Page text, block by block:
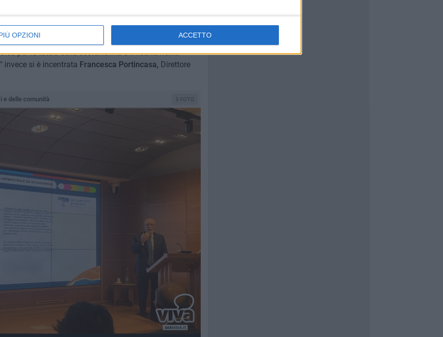
OPZIONI ACCETTO
microbiologico in Adriatico: nuovi approcci a
affidato aElena Manini
per la tutela della sostenibilità e il risanamento
invece si è incentrata Francesca Portincasa, Direttore
5 FOTO
e delle comunità